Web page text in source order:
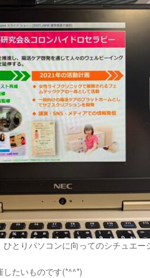
ひとりパソコンに向ってのシチュエー
たいものです(*^^*)